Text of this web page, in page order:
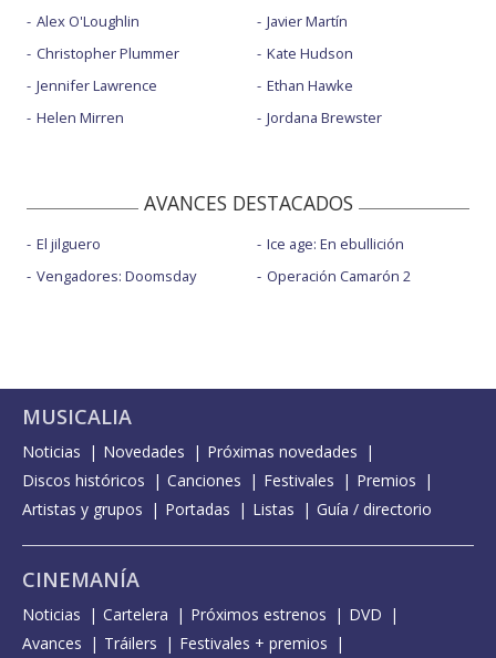
Alex O'Loughlin
Christopher Plummer
Jennifer Lawrence
Helen Mirren
Javier Martín
Kate Hudson
Ethan Hawke
Jordana Brewster
AVANCES DESTACADOS
El jilguero
Vengadores: Doomsday
Ice age: En ebullición
Operación Camarón 2
MUSICALIA
Noticias Novedades
Próximas novedades
Discos históricos
Canciones Festivales
Premios
Artistas y grupos
Portadas Listas Guía / directorio
CINEMANÍA
Noticias Cartelera Próximos estrenos
DVD
Avances
Tráilers
Festivales + premios